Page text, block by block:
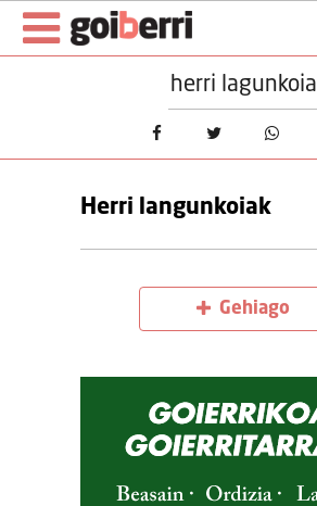
herri lagunkoia
Herri langunkoiak
Gehiago